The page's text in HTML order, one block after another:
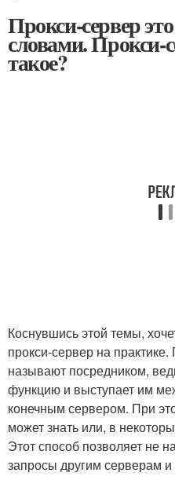
Прокси-сервер
словами. Прокси-
такое?
Коснувшись этой темы,
прокси-сервер на
называют посредником,
функцию и выступает им
конечным сервером. При
может знать или, в
Этот способ позволяет не
запросы другим серверам и